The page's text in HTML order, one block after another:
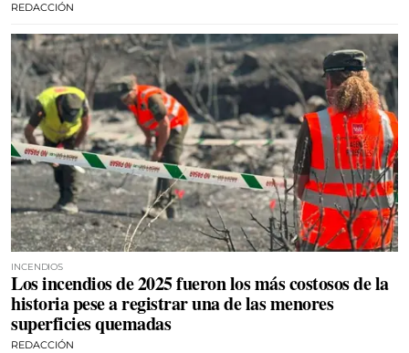
REDACCIÓN
INCENDIOS
Los incendios de 2025 fueron los más costosos de la
historia pese a registrar una de las menores
superficies quemadas
REDACCIÓN